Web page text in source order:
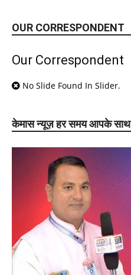
OUR CORRESPONDENT
Our Correspondent
No Slide Found In Slider.
केमास न्यूज़ हर समय आपके साथ